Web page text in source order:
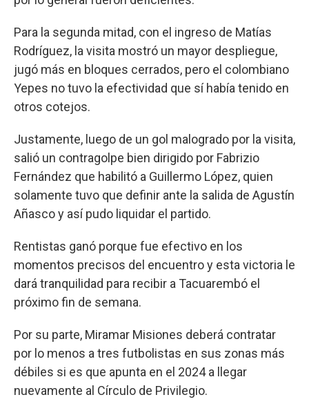
Para la segunda mitad, con el ingreso de Matías
Rodríguez, la visita mostró un mayor despliegue,
jugó más en bloques cerrados, pero el colombiano
Yepes no tuvo la efectividad que sí había tenido en
otros cotejos.
Justamente, luego de un gol malogrado por la visita,
salió un contragolpe bien dirigido por Fabrizio
Fernández que habilitó a Guillermo López, quien
solamente tuvo que definir ante la salida de Agustín
Añasco y así pudo liquidar el partido.
Rentistas ganó porque fue efectivo en los
momentos precisos del encuentro y esta victoria le
dará tranquilidad para recibir a Tacuarembó el
próximo fin de semana.
Por su parte, Miramar Misiones deberá contratar
por lo menos a tres futbolistas en sus zonas más
débiles si es que apunta en el 2024 a llegar
nuevamente al Círculo de Privilegio.